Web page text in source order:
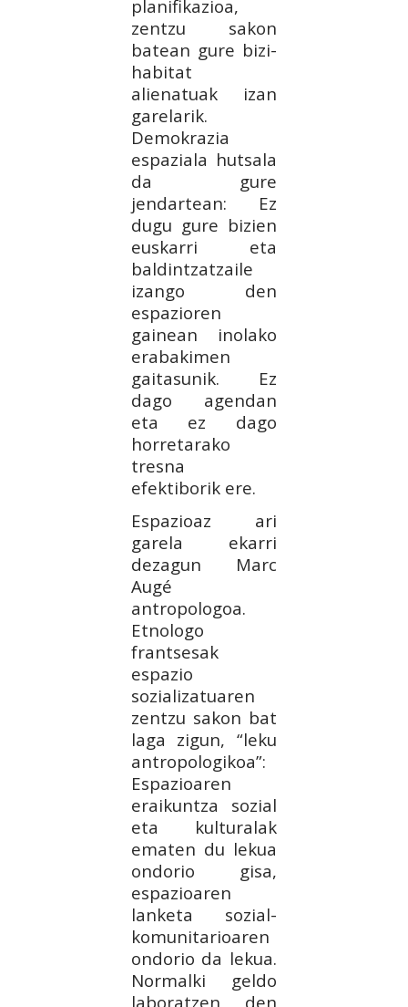
planifikazioa,
zentzu sakon
batean gure bizi-
habitat
alienatuak izan
garelarik.
Demokrazia
espaziala hutsala
da gure
jendartean: Ez
dugu gure bizien
euskarri eta
baldintzatzaile
izango den
espazioren
gainean inolako
erabakimen
gaitasunik. Ez
dago agendan
eta ez dago
horretarako
tresna
efektiborik ere.
Espazioaz ari
garela ekarri
dezagun Marc
Augé
antropologoa.
Etnologo
frantsesak
espazio
sozializatuaren
zentzu sakon bat
laga zigun, “leku
antropologikoa”:
Espazioaren
eraikuntza sozial
eta kulturalak
ematen du lekua
ondorio gisa,
espazioaren
lanketa sozial-
komunitarioaren
ondorio da lekua.
Normalki geldo
laboratzen den